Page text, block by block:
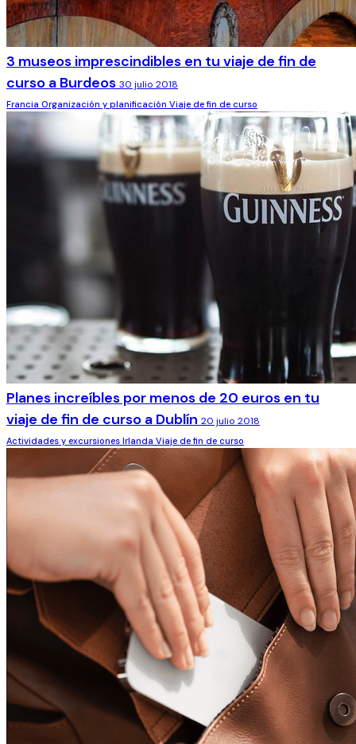
3 museos imprescindibles en tu viaje de fin de
curso a Burdeos 30 julio 2018
Francia Organización y planificación Viaje de fin de curso
Planes increíbles por menos de 20 euros en tu
viaje de fin de curso a Dublín 20 julio 2018
Actividades y excursiones Irlanda Viaje de fin de curso